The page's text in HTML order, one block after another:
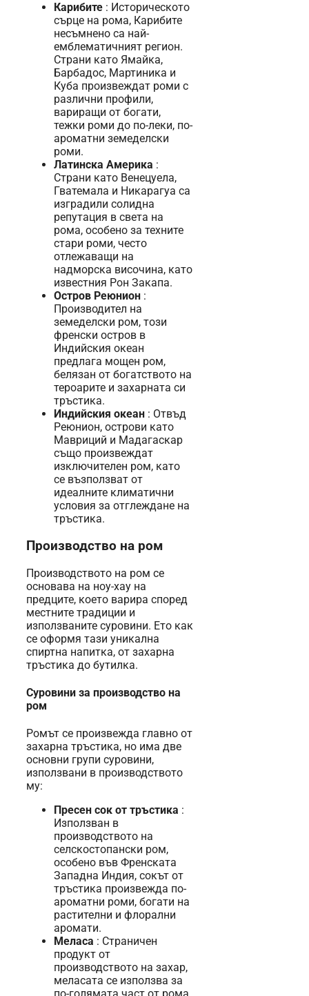
Карибите : Историческото
сърце на рома, Карибите
несъмнено са най-
емблематичният регион.
Страни като Ямайка,
Барбадос, Мартиника и
Куба произвеждат роми с
различни профили,
вариращи от богати,
тежки роми до по-леки, по-
ароматни земеделски
роми.
Латинска Америка :
Страни като Венецуела,
Гватемала и Никарагуа са
изградили солидна
репутация в света на
рома, особено за техните
стари роми, често
отлежаващи на
надморска височина, като
известния Рон Закапа.
Остров Реюнион :
Производител на
земеделски ром, този
френски остров в
Индийския океан
предлага мощен ром,
белязан от богатството на
тероарите и захарната си
тръстика.
Индийския океан : Отвъд
Реюнион, острови като
Мавриций и Мадагаскар
също произвеждат
изключителен ром, като
се възползват от
идеалните климатични
условия за отглеждане на
тръстика.
Производство на ром
Производството на ром се
основава на ноу-хау на
предците, което варира според
местните традиции и
използваните суровини. Ето как
се оформя тази уникална
спиртна напитка, от захарна
тръстика до бутилка.
Суровини за производство на
ром
Ромът се произвежда главно от
захарна тръстика, но има две
основни групи суровини,
използвани в производството
му:
Пресен сок от тръстика :
Използван в
производството на
селскостопански ром,
особено във Френската
Западна Индия, сокът от
тръстика произвежда по-
ароматни роми, богати на
растителни и флорални
аромати.
Меласа : Страничен
продукт от
производството на захар,
меласата се използва за